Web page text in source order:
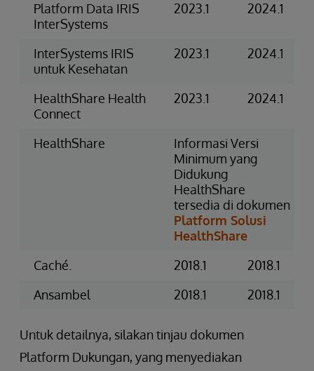
Platform Data IRIS
InterSystems
2023.1 2024.1
InterSystems IRIS
untuk Kesehatan
2023.1 2024.1
HealthShare Health
Connect
2023.1 2024.1
HealthShare
Informasi Versi
Minimum yang
Didukung
HealthShare
tersedia di dokumen
Platform Solusi
HealthShare
Caché.
2018.1
2018.1
Ansambel
2018.1 2018.1
Untuk detailnya, silakan tinjau dokumen
Platform Dukungan, yang menyediakan